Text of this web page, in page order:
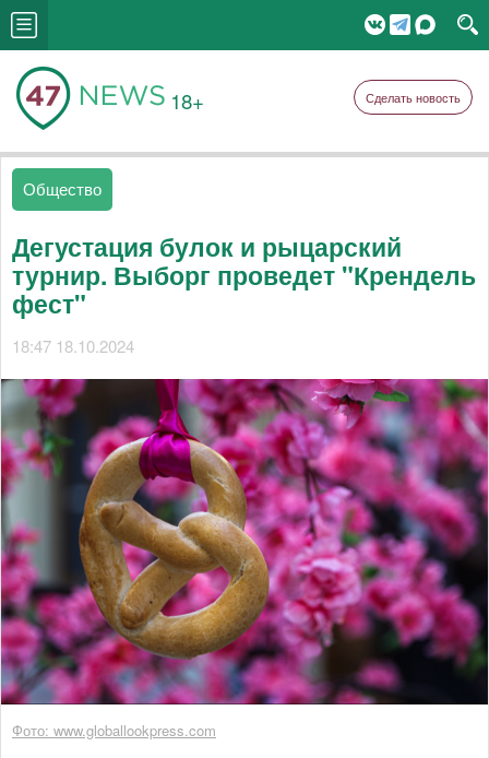
18+ Сделать новость
Общество
Дегустация булок и рыцарский
турнир. Выборг проведет "Крендель
фест"
18:47 18.10.2024
Фото: www.globallookpress.com